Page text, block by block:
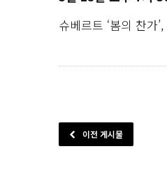
슈베르트 ‘봄의 찬가
이전 게시물